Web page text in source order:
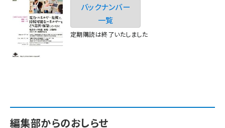
バックナンバー
一覧
定期購読は終了いたしました
編集部からのおしらせ